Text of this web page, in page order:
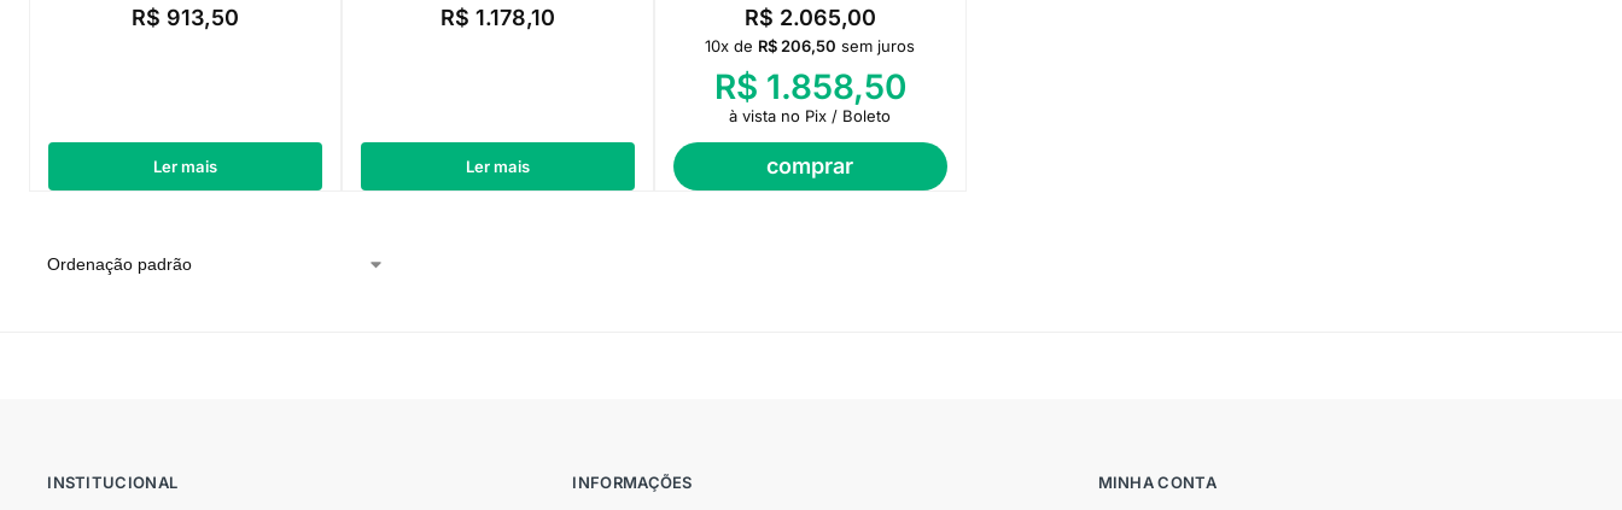
R$ 913,50
Ler mais
R$ 1.178,10
Ler mais
R$ 2.065,00
comprar
10x de R$ 206,50 sem juros
R$ 1.858,50
à vista no Pix / Boleto
INSTITUCIONAL INFORMAÇÕES MINHA CONTA